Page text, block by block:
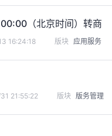
（北京时间）转商
16:24:18 版块 应用服务
21:55:22 版块 版务管理